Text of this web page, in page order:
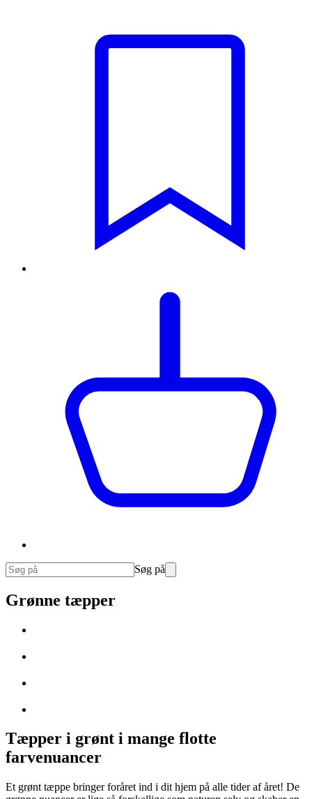
Søg på
Grønne tæpper
Tæpper i grønt i mange flotte
farvenuancer
Et grønt tæppe bringer foråret ind i dit hjem på alle tider af året! De